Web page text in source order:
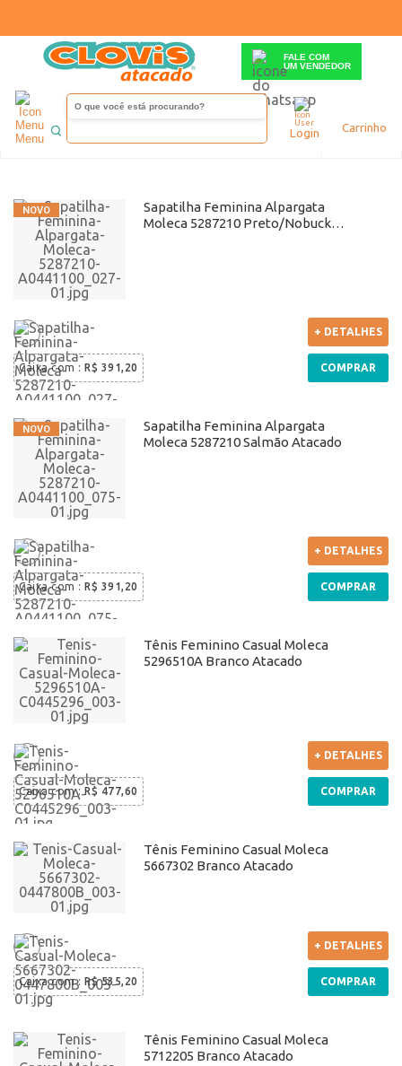
FALE COM
UM VENDEDOR
Menu Login Carrinho
Moleca
Sapatilha Feminina Alpargata
Moleca 5287210 Preto/Nobuck
Caixa com : R$ 391,20
+ DETALHES
COMPRAR
Sapatilha Feminina Alpargata
Moleca 5287210 Salmão Atacado
Caixa com : R$ 391,20
+ DETALHES
COMPRAR
Tênis Feminino Casual Moleca
5296510A Branco Atacado
Caixa com: R$ 477,60
+ DETALHES
COMPRAR
Tênis Feminino Casual Moleca
5667302 Branco Atacado
Caixa com: R$ 535,20
+ DETALHES
COMPRAR
Tênis Feminino Casual Moleca
5712205 Branco Atacado